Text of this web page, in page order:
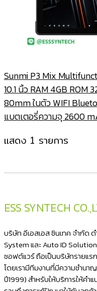
Sunmi P3 Mix
10.1 นิ้ว RAM 4GB
80mm ในตัว WIFI
แบตเตอรี่ความจุ 2600
แสดง 1 รายการ
ESS SYNTECH
บริษัท อีเอสเอส ซินเทค จำกัด
System และ Auto ID
ซอฟต์แวร์ ถือเป็นบริษัทรายแรก
โดยเรามีทีมงานที่มีความชำน
ปี1999) สำหรับให้บริการให้คำ